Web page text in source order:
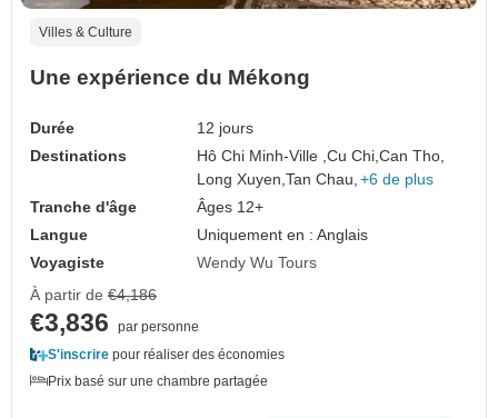
Villes & Culture
Une expérience du Mékong
Durée
12 jours
Destinations
Hô Chi Minh-Ville ,Cu Chi,Can Tho,
Long Xuyen,Tan Chau, +6 de plus
Tranche d'âge
Âges 12+
Langue
Uniquement en : Anglais
Voyagiste
Wendy Wu Tours
À partir de €4,186
€3,836
par personne
S'inscrire pour réaliser des économies
Prix basé sur une chambre partagée